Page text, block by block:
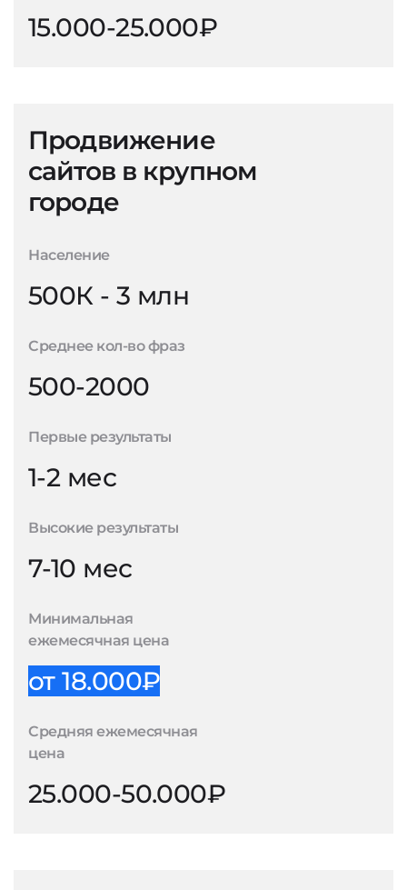
15.000-25.000₽
Продвижение
сайтов в крупном
городе
Население
500К - 3 млн
Среднее кол-во фраз
500-2000
Первые результаты
1-2 мес
Высокие результаты
7-10 мес
Минимальная
ежемесячная цена
от 18.000₽
Средняя ежемесячная
цена
25.000-50.000₽